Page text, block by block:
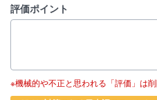
評価ポイント
※機械的や不正と思われる「評価」は